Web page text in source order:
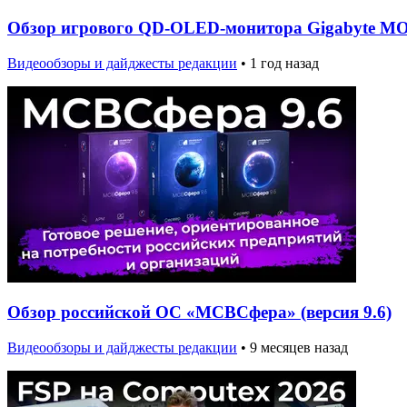
Обзор игрового QD-OLED-монитора Gigabyte
Видеообзоры и дайджесты редакции • 1 год назад
Обзор российской ОС «МСВСфера» (версия 9.6)
Видеообзоры и дайджесты редакции • 9 месяцев назад